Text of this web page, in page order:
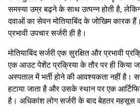
समस्या उम्र बढ़ने के साथ उत्पन्न होती है,
दवाओं का सेवन मोतियाबिंद के जोखिम कारक
प्रभावी उपचार सर्जरी ही है।
मोतियाबिंद सर्जरी एक सुरक्षित और प्रभावी
एक आउट पेशेंट प्रक्रिया के तौर पर ही किया
अस्पताल में भर्ती होने की आवश्यकता नहीं है।
हटाया जाता है और उसके स्थान पर एक
है। अधिकांश लोग सर्जरी के बाद बेहतर